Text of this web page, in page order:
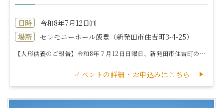
日時
令和8年7月12日㈰
場所
セレモニーホール飯豊（新発田市住吉町3-4-25）
【人形供養のご報告】令和8年７月12日日曜日、新発田市住吉町のセレモニーホール飯豊にて「第24回 人形供養」を開催いたしました。多くの皆様にご参加いた...
イベントの詳細・お申込みはこちら